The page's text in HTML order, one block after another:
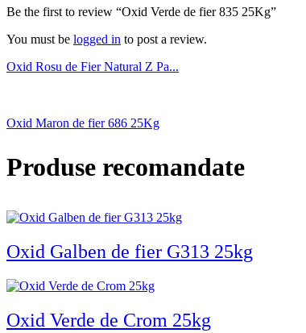
Be the first to review “Oxid Verde de fier 835 25Kg”
You must be logged in to post a review.
Oxid Rosu de Fier Natural Z Pa...
Oxid Maron de fier 686 25Kg
Produse recomandate
Oxid Galben de fier G313 25kg
Oxid Verde de Crom 25kg